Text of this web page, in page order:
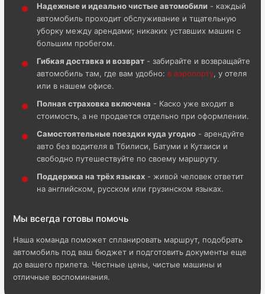
Надежные и идеально чистые автомобили - каждый
автомобиль проходит обслуживание и тщательную
уборку между арендами; никаких уставших машин с
большим пробегом.
Гибкая доставка и возврат - забирайте и возвращайте
автомобиль там, где вам удобно: в аэропорту, у отеля
или в нашем офисе.
Полная страховка включена - Каско уже входит в
стоимость, а не продается отдельно при оформлении.
Самостоятельные поездки куда угодно - арендуйте
авто без водителя в Тбилиси, Батуми и Кутаиси и
свободно путешествуйте по своему маршруту.
Поддержка на трёх языках - живой человек ответит
на английском, русском или грузинском языках.
Мы всегда готовы помочь
Наша команда поможет спланировать маршрут, подобрать
автомобиль под ваш бюджет и подготовить документы еще
до вашего прилета. Честные цены, чистые машины и
отличные воспоминания.